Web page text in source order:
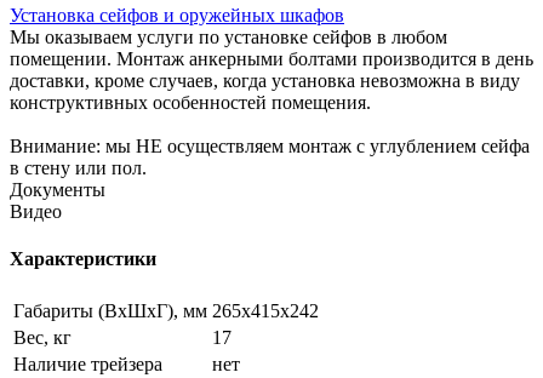
Установка сейфов и оружейных шкафов
Мы оказываем услуги по установке сейфов в любом
помещении. Монтаж анкерными болтами производится в день
доставки, кроме случаев, когда установка невозможна в виду
конструктивных особенностей помещения.
Внимание: мы НЕ осуществляем монтаж с углублением сейфа
в стену или пол.
Документы
Видео
Характеристики
Габариты (ВxШxГ), мм 265х415х242
Вес, кг
17
Наличие трейзера
нет